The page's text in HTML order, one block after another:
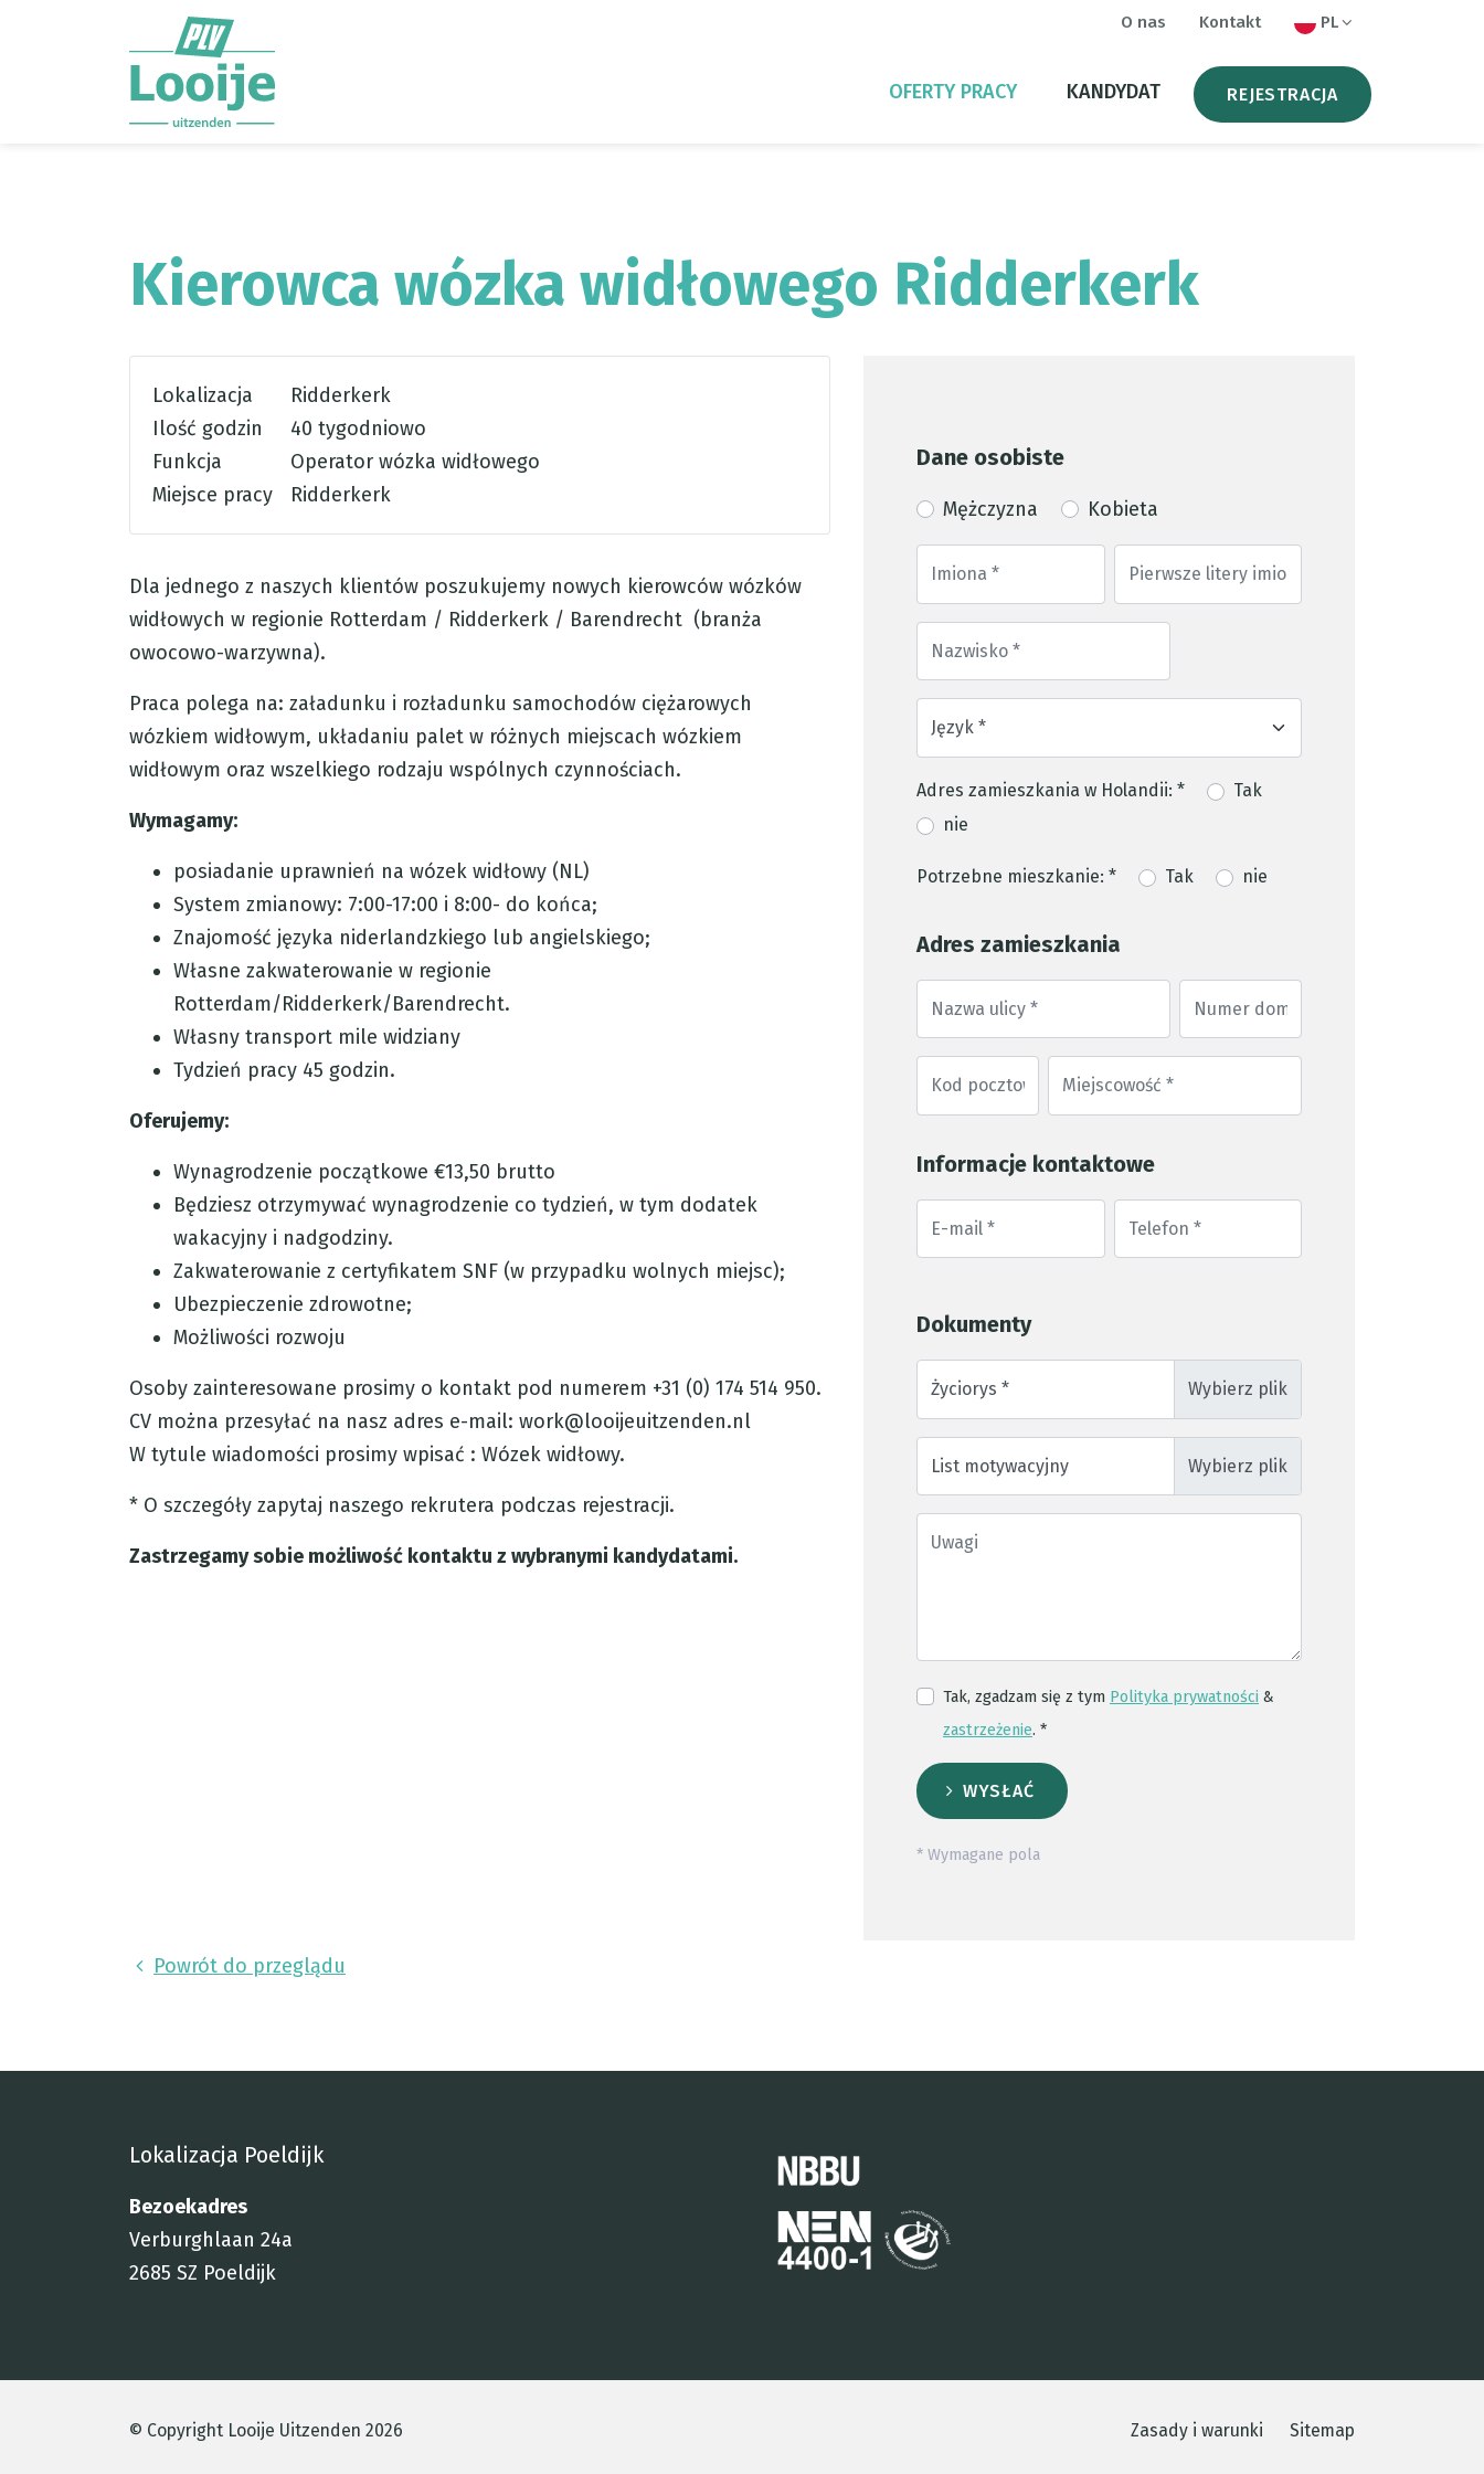
de inhoud.
OFERTY PRACY KANDYDAT REJESTRACJA
O nas Kontakt PL
Kierowca wózka widłowego Ridderkerk
Lokalizacja
Ridderkerk
Ilość godzin
40 tygodniowo
Funkcja
Operator wózka widłowego
Miejsce pracy
Ridderkerk
Dla jednego z naszych klientów poszukujemy nowych kierowców wózków
widłowych w regionie Rotterdam / Ridderkerk / Barendrecht (branża
owocowo-warzywna).
Praca polega na: załadunku i rozładunku samochodów ciężarowych
wózkiem widłowym, układaniu palet w różnych miejscach wózkiem
widłowym oraz wszelkiego rodzaju wspólnych czynnościach.
Wymagamy:
posiadanie uprawnień na wózek widłowy (NL)
System zmianowy: 7:00-17:00 i 8:00- do końca;
Znajomość języka niderlandzkiego lub angielskiego;
Własne zakwaterowanie w regionie
Rotterdam/Ridderkerk/Barendrecht.
Własny transport mile widziany
Tydzień pracy 45 godzin.
Oferujemy:
Wynagrodzenie początkowe €13,50 brutto
Będziesz otrzymywać wynagrodzenie co tydzień, w tym dodatek
wakacyjny i nadgodziny.
Zakwaterowanie z certyfikatem SNF (w przypadku wolnych miejsc);
Ubezpieczenie zdrowotne;
Możliwości rozwoju
Osoby zainteresowane prosimy o kontakt pod numerem +31 (0) 174 514 950.
CV można przesyłać na nasz adres e-mail: work@looijeuitzenden.nl
W tytule wiadomości prosimy wpisać : Wózek widłowy.
* O szczegóły zapytaj naszego rekrutera podczas rejestracji.
Zastrzegamy sobie możliwość kontaktu z wybranymi kandydatami.
Dane osobiste
Mężczyzna Kobieta
Adres zamieszkania w Holandii: *
Tak
nie
Potrzebne mieszkanie: * Tak nie
Adres zamieszkania
Informacje kontaktowe
Dokumenty
Życiorys *
List motywacyjny
Tak, zgadzam się z tym Polityka prywatności &
zastrzeżenie. *
WYSŁAĆ
* Wymagane pola
Powrót do przeglądu
Lokalizacja Poeldijk
Bezoekadres
Verburghlaan 24a
2685 SZ Poeldijk
© Copyright Looije Uitzenden 2026 Zasady i warunki Sitemap